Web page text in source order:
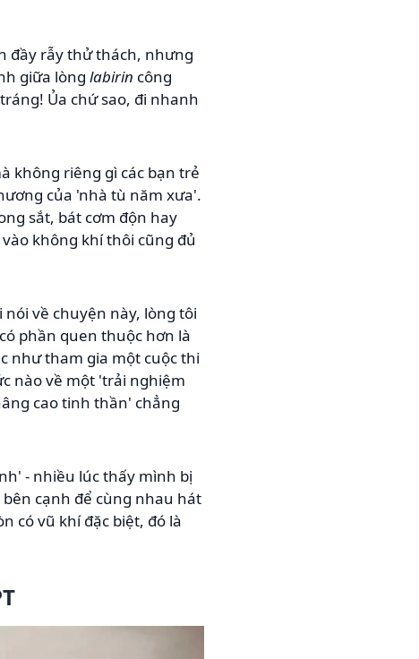
đầy rẫy thử thách, nhưng
giữa lòng labirin công
Ủa chứ sao, đi nhanh
không riêng gì các bạn trẻ
của 'nhà tù năm xưa'.
sắt, bát cơm độn hay
không khí thôi cũng đủ
nói về chuyện này, lòng tôi
phần quen thuộc hơn là
như tham gia một cuộc thi
nào về một 'trải nghiệm
cao tinh thần' chẳng
- nhiều lúc thấy mình bị
cạnh để cùng nhau hát
có vũ khí đặc biệt, đó là